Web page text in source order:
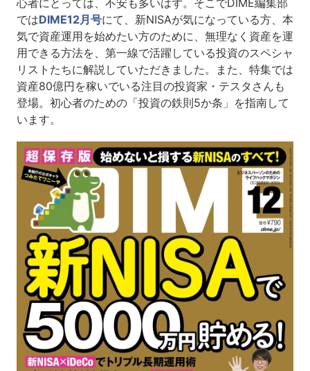
ではDIME12月号にて、新NISAが気になっている方、本
気で資産運用を始めたい方のために、無理なく資産を運
用できる方法を、第一線で活躍している投資のスペシャ
リストたちに解説していただきました。また、特集では
資産80億円を稼いでいる注目の投資家・テスタさんも
登場。初心者のための「投資の鉄則5か条」を指南して
います。